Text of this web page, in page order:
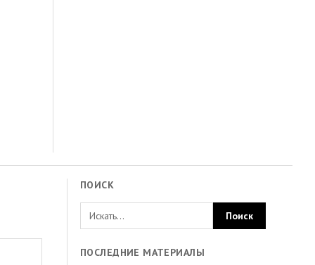
ПОИСК
ПОСЛЕДНИЕ МАТЕРИАЛЫ